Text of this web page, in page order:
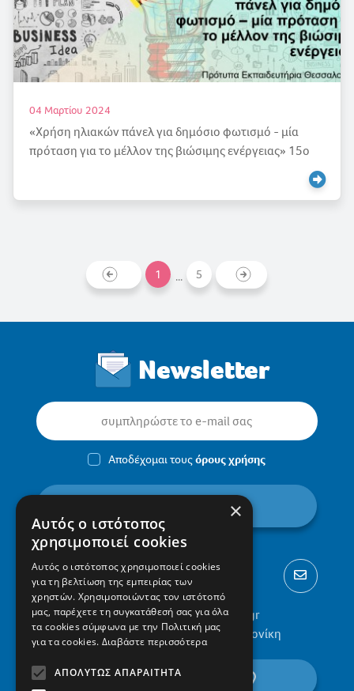
04 Μαρτίου 2024
«Χρήση ηλιακών πάνελ για δημόσιο φωτισμό - μία
πρόταση για το μέλλον της βιώσιμης ενέργειας» 15ο
1 ... 5
Newsletter
Αποδέχομαι τουςόρους χρήσης
2310 300002
info@protypa.gr
Ελαιώνες Πυλαίας, 555 36, Θεσσαλονίκη
βρείτε μας στον χάρτη
×
Αυτός ο ιστότοπος
χρησιμοποιεί cookies
Αυτός ο ιστότοπος χρησιμοποιεί cookies
για τη βελτίωση της εμπειρίας των
χρηστών. Χρησιμοποιώντας τον ιστότοπό
μας, παρέχετε τη συγκατάθεσή σας για όλα
τα cookies σύμφωνα με την Πολιτική μας
για τα cookies. Διαβάστε περισσότερα
ΑΠΟΛΎΤΩΣ ΑΠΑΡΑΊΤΗΤΑ